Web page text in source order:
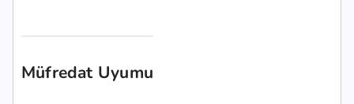
Müfredat Uyumu